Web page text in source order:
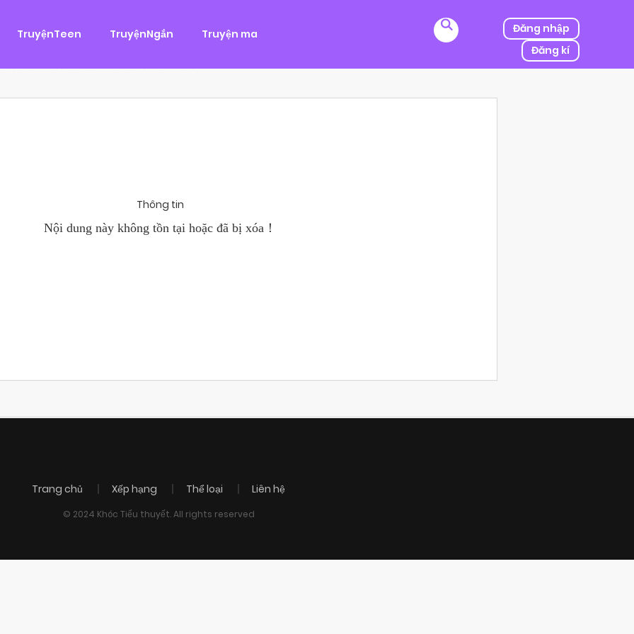
TruyệnTeen TruyệnNgắn Truyện ma
Đăng nhập
Đăng kí
Tình Cảm
Hùng, một tên cướp biển chân chính. Cho đến một ngày, cô bị kẻ thù của ba mình bắt cóc, người được mệnh danh
Chánh Uy săn lùng ba của Nhã Thụy và...
Thông tin
Nội dung này không tồn tại hoặc đã bị xóa！
Trang chủ Xếp hạng Thể loại Liên hệ
© 2024 Khóc Tiểu thuyết. All rights reserved